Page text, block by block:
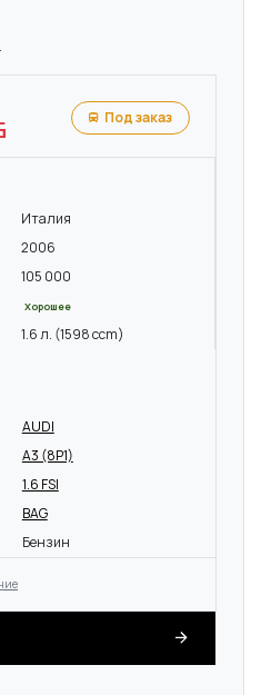
Под заказ
Италия
2006
105 000
Хорошее
1.6 л. (1598 ccm)
AUDI
A3 (8P1)
1.6 FSI
BAG
Бензин